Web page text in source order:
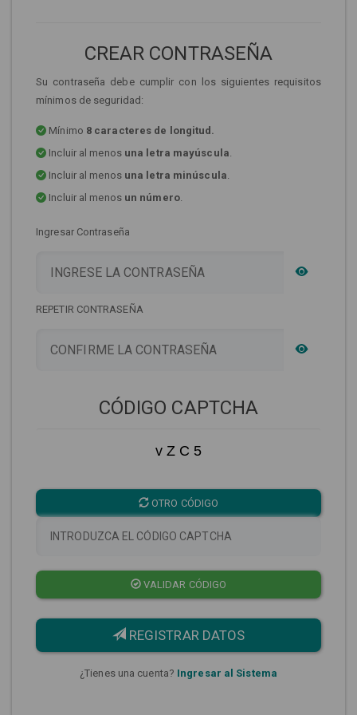
CREAR CONTRASEÑA
Su contraseña debe cumplir con los siguientes requisitos
mínimos de seguridad:
Mínimo 8 caracteres de longitud.
Incluir al menos una letra mayúscula.
Incluir al menos una letra minúscula.
Incluir al menos un número.
Ingresar Contraseña
REPETIR CONTRASEÑA
CÓDIGO CAPTCHA
v Z C 5
OTRO CÓDIGO
VALIDAR CÓDIGO
REGISTRAR DATOS
¿Tienes una cuenta? Ingresar al Sistema